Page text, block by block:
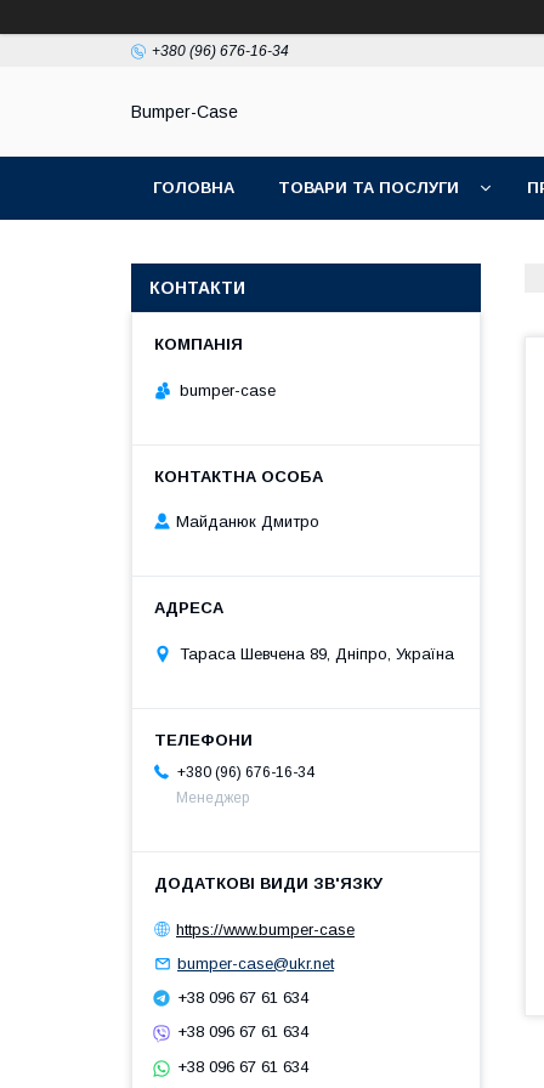
+380 (96) 676-16-34
Bumper-Case
ГОЛОВНА ТОВАРИ ТА ПОСЛУГИ
КОНТАКТИ
bumper-case
Майданюк Дмитро
Тараса Шевчена 89, Дніпро, Україна
+380 (96) 676-16-34
Менеджер
https://www.bumper-case
bumper-case@ukr.net
+38 096 67 61 634
+38 096 67 61 634
+38 096 67 61 634